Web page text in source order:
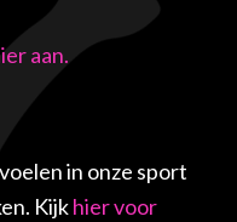
aan.
in onze sport
Kijkhier voor